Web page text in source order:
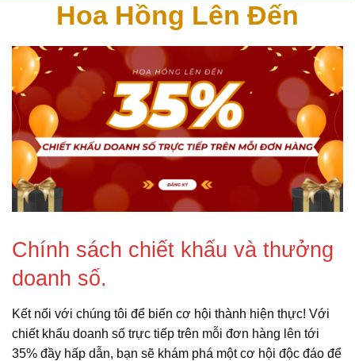
Hoa Hồng Lên Đến
Chính sách chiết khấu và thưởng
doanh số.
Kết nối với chúng tôi để biến cơ hội thành hiện thực! Với
chiết khấu doanh số trực tiếp trên mỗi đơn hàng lên tới
35% đầy hấp dẫn, bạn sẽ khám phá một cơ hội độc đáo để